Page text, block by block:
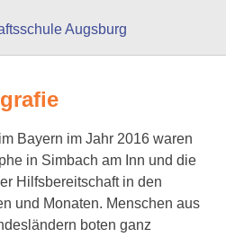
Bayern im Jahr 2016 waren
in Simbach am Inn und die
Hilfsbereitschaft in den
und Monaten. Menschen aus
boten ganz